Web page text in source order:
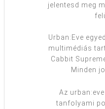
jelentesd meg
Urban:Eve
multimédiás
Cabbit
Minden
Az
tanfolyami